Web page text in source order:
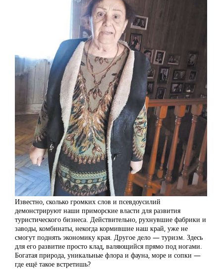
Известно, сколько громких слов и псевдоусилий
демонстрируют наши приморские власти для развития
туристического бизнеса. Действительно, рухнувшие фабрики и
заводы, комбинаты, некогда кормившие наш край, уже не
смогут поднять экономику края. Другое дело — туризм. Здесь
для его развитие просто клад, валяющийся прямо под ногами.
Богатая природа, уникальные флора и фауна, море и сопки —
где ещё такое встретишь?